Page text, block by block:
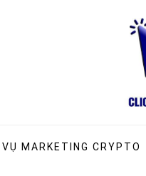
VỤ MARKETING CRYPTO